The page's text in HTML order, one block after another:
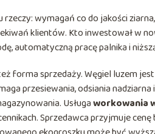
rzeczy: wymagań co do jakości
klientów. Kto inwestował w
automatyczną pracę palnika i
forma sprzedaży. Węgiel luzem
przesiewania, odsiania
Usługaworkowania
Sprzedawca przyjmuje